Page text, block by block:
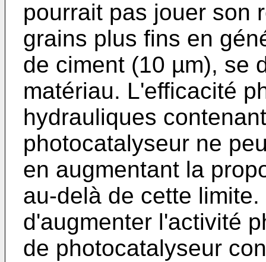
pourrait pas jouer son
grains plus fins en
de ciment (10 µm), se
matériau. L'efficacité
hydrauliques
photocatalyseur ne
en augmentant la
au-delà de cette
d'augmenter l'activité
de photocatalyseur